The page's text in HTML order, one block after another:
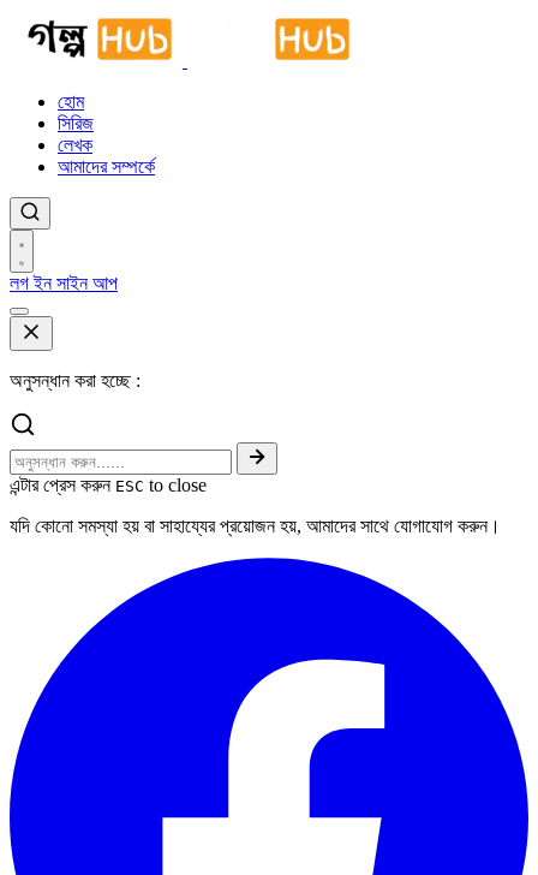
হোম
সিরিজ
লেখক
আমাদের সম্পর্কে
লগ ইনসাইন আপ
অনুসন্ধান করা হচ্ছে :
এন্টার প্রেস করুন ESC to close
যদি কোনো সমস্যা হয় বা সাহায্যের প্রয়োজন হয়, আমাদের সাথে যোগাযোগ করুন।